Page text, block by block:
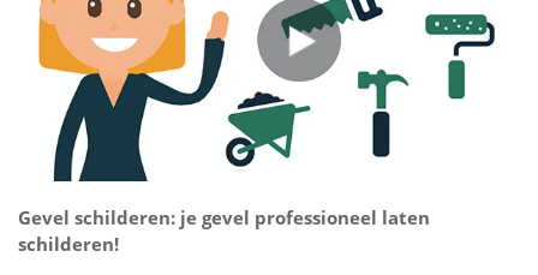
Gevel schilderen: je gevel professioneel laten
schilderen!